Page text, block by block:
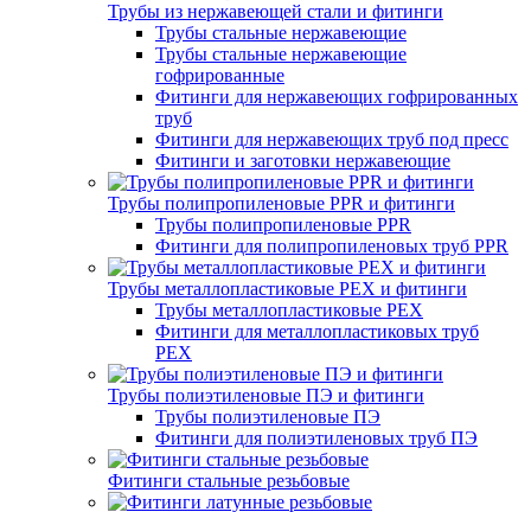
Трубы из нержавеющей стали и фитинги
Трубы стальные нержавеющие
Трубы стальные нержавеющие
гофрированные
Фитинги для нержавеющих гофрированных
труб
Фитинги для нержавеющих труб под пресс
Фитинги и заготовки нержавеющие
Трубы полипропиленовые PPR и фитинги
Трубы полипропиленовые PPR
Фитинги для полипропиленовых труб PPR
Трубы металлопластиковые PEX и фитинги
Трубы металлопластиковые PEX
Фитинги для металлопластиковых труб
PEX
Трубы полиэтиленовые ПЭ и фитинги
Трубы полиэтиленовые ПЭ
Фитинги для полиэтиленовых труб ПЭ
Фитинги стальные резьбовые